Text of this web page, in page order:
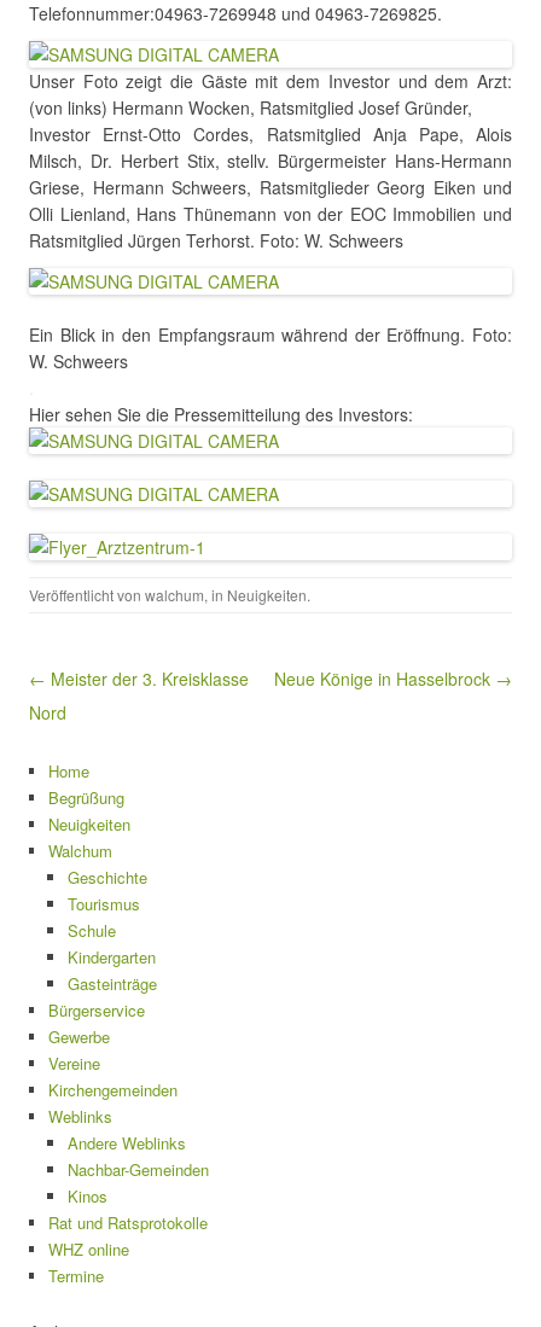
Telefonnummer:04963-7269948 und 04963-7269825.
Unser Foto zeigt die Gäste mit dem Investor und dem Arzt:
(von links) Hermann Wocken, Ratsmitglied Josef Gründer,
Investor Ernst-Otto Cordes, Ratsmitglied Anja Pape, Alois
Milsch, Dr. Herbert Stix, stellv. Bürgermeister Hans-Hermann
Griese, Hermann Schweers, Ratsmitglieder Georg Eiken und
Olli Lienland, Hans Thünemann von der EOC Immobilien und
Ratsmitglied Jürgen Terhorst. Foto: W. Schweers
Ein Blick in den Empfangsraum während der Eröffnung. Foto:
W. Schweers
Hier sehen Sie die Pressemitteilung des Investors:
Veröffentlicht von walchum, in Neuigkeiten.
Beitragsnavigation
← Meister der 3. Kreisklasse
Nord
Neue Könige in Hasselbrock →
Home
Begrüßung
Neuigkeiten
Walchum
Geschichte
Tourismus
Schule
Kindergarten
Gasteinträge
Bürgerservice
Gewerbe
Vereine
Kirchengemeinden
Weblinks
Andere Weblinks
Nachbar-Gemeinden
Kinos
Rat und Ratsprotokolle
WHZ online
Termine